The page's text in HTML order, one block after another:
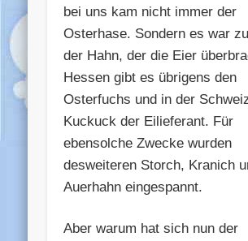
bei uns kam nicht immer der
Osterhase. Sondern es war
der Hahn, der die Eier
Hessen gibt es übrigens den
Osterfuchs und in der
Kuckuck der Eilieferant. Für
ebensolche Zwecke wurden
desweiteren Storch, Kranich
Auerhahn eingespannt.
Aber warum hat sich nun der